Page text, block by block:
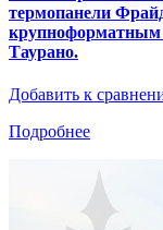
термопанели
крупноформатным
Таурано.
Добавить к
Подробнее